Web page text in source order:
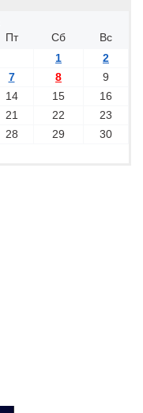
Пт Сб
Вс
1
2
7 8
9
14 15
16
21 22
23
28 29
30